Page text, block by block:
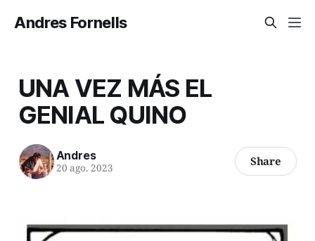
Andres Fornells
UNA VEZ MÁS EL
GENIAL QUINO
Andres
20 ago. 2023 Share